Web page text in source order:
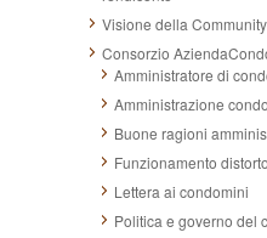
Visione della
Consorzio
Amministratore di
Amministrazione
Buone ragioni
Funzionamento
Lettera ai condomini
Politica e governo del